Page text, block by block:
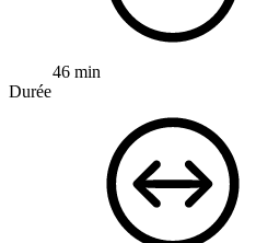
46 min
Durée